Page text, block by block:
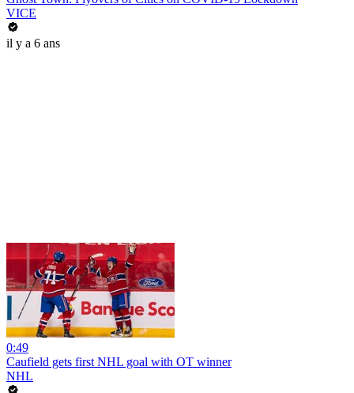
VICE
il y a 6 ans
0:49
Caufield gets first NHL goal with OT winner
NHL